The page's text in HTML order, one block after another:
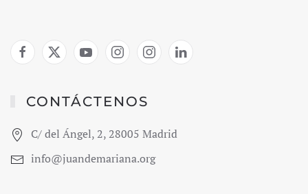
CONTÁCTENOS
C/ del Ángel, 2, 28005 Madrid
info@juandemariana.org